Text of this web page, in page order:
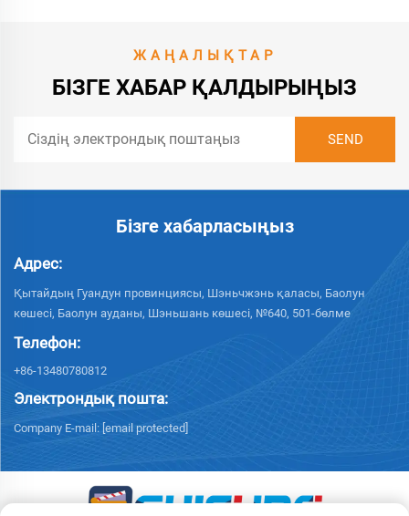
ЖАҢАЛЫҚТАР
БІЗГЕ ХАБАР ҚАЛДЫРЫҢЫЗ
Бізге хабарласыңыз
Адрес:
Қытайдың Гуандун провинциясы, Шэньчжэнь қаласы, Баолун
көшесі, Баолун ауданы, Шэньшань көшесі, №640, 501-бөлме
Телефон:
+86-13480780812
Электрондық пошта:
Company E-mail: [email protected]